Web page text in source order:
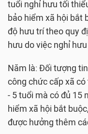
tuổi nghỉ hưu tối
bảo hiểm xã hội bắt
độ hưu trí theo quy
hưu do việc nghỉ
Năm là: Đối tượng
công chức cấp xã
- 5 tuổi mà có đủ 15
hiểm xã hội bắt
được hưởng thêm